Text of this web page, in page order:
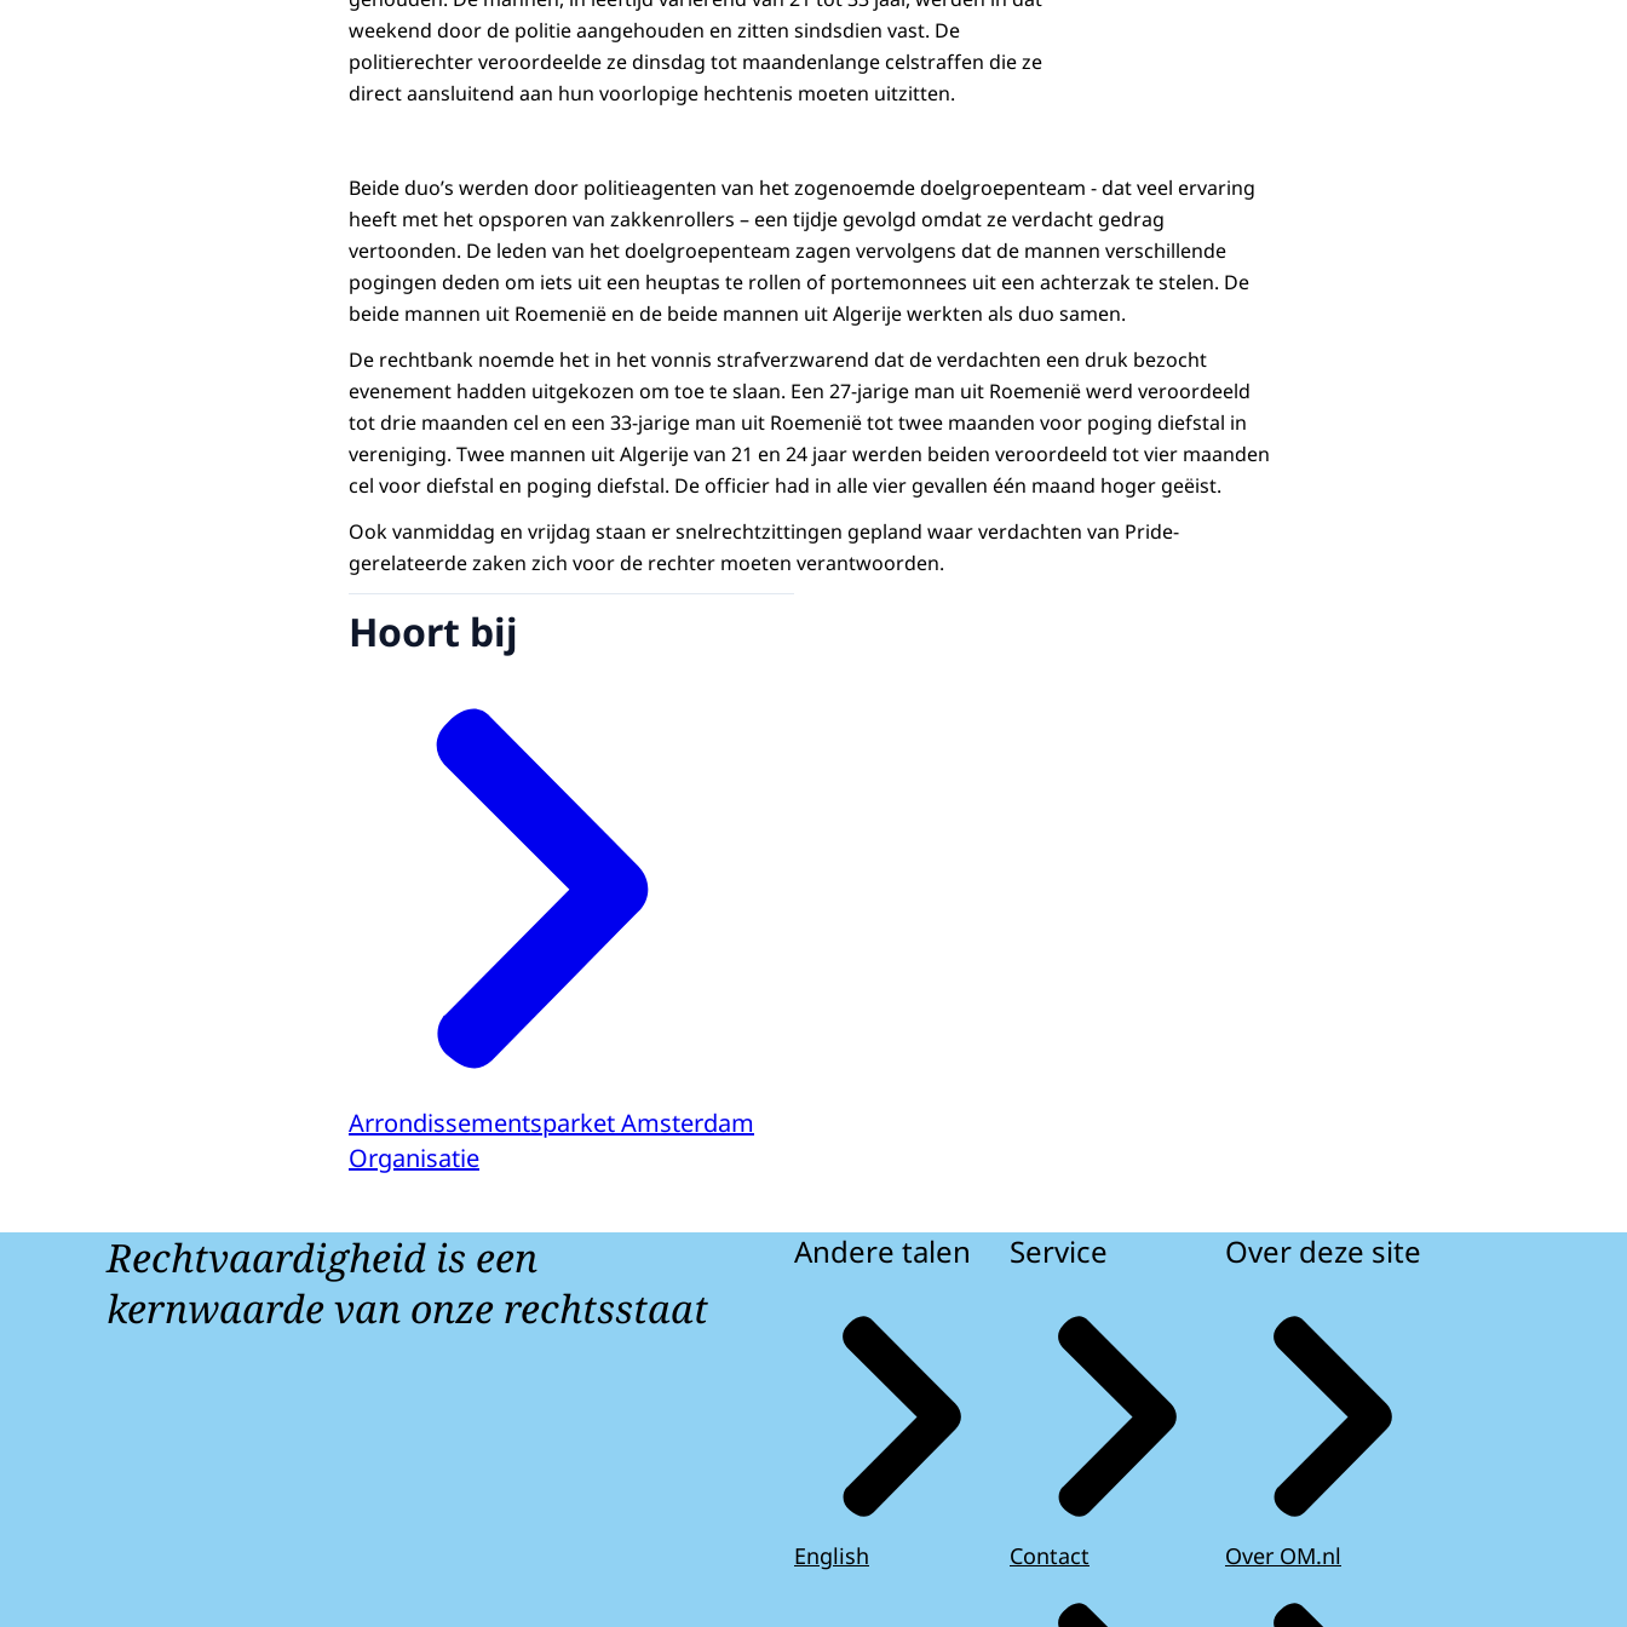
weekend door de politie aangehouden en zitten sindsdien vast. De
politierechter veroordeelde ze dinsdag tot maandenlange celstraffen die ze
direct aansluitend aan hun voorlopige hechtenis moeten uitzitten.
Beide duo’s werden door politieagenten van het zogenoemde doelgroepenteam - dat veel ervaring
heeft met het opsporen van zakkenrollers – een tijdje gevolgd omdat ze verdacht gedrag
vertoonden. De leden van het doelgroepenteam zagen vervolgens dat de mannen verschillende
pogingen deden om iets uit een heuptas te rollen of portemonnees uit een achterzak te stelen. De
beide mannen uit Roemenië en de beide mannen uit Algerije werkten als duo samen.
De rechtbank noemde het in het vonnis strafverzwarend dat de verdachten een druk bezocht
evenement hadden uitgekozen om toe te slaan. Een 27-jarige man uit Roemenië werd veroordeeld
tot drie maanden cel en een 33-jarige man uit Roemenië tot twee maanden voor poging diefstal in
vereniging. Twee mannen uit Algerije van 21 en 24 jaar werden beiden veroordeeld tot vier maanden
cel voor diefstal en poging diefstal. De officier had in alle vier gevallen één maand hoger geëist.
Ook vanmiddag en vrijdag staan er snelrechtzittingen gepland waar verdachten van Pride-
gerelateerde zaken zich voor de rechter moeten verantwoorden.
Hoort bij
Arrondissementsparket Amsterdam
Organisatie
Rechtvaardigheid is een
kernwaarde van onze rechtsstaat
Andere talen
English
Service
Contact
Over deze site
Over OM.nl